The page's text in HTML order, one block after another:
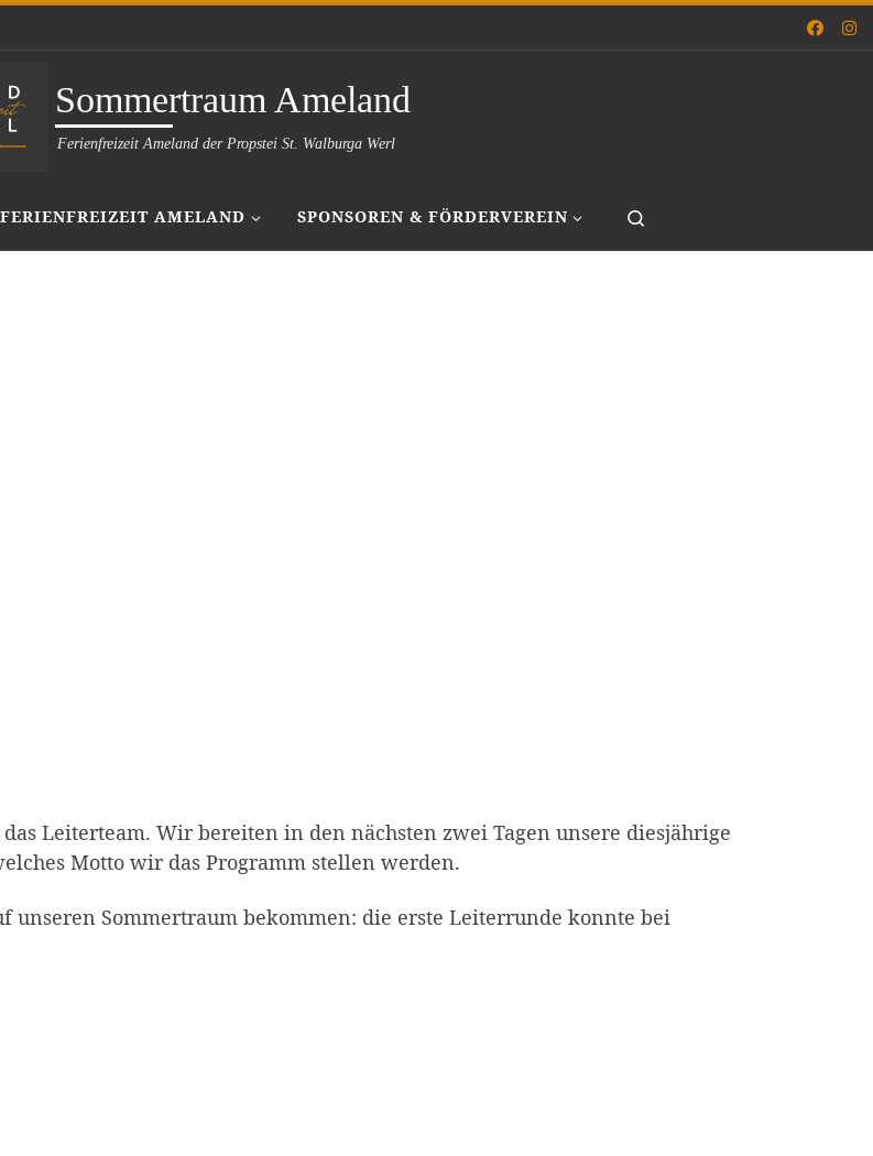
Sommertraum Ameland
Ferienfreizeit Ameland der Propstei St. Walburga Werl
AMELAND SPONSOREN & FÖRDERVEREIN
Leiterteam. Wir bereiten in den nächsten zwei Tagen unsere diesjährige
Motto wir das Programm stellen werden.
unseren Sommertraum bekommen: die erste Leiterrunde konnte bei